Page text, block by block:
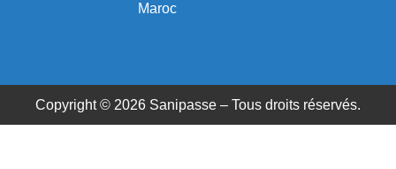
Maroc
Copyright © 2026 Sanipasse – Tous droits réservés.